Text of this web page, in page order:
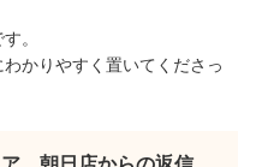
。
かりやすく置いてくださっ